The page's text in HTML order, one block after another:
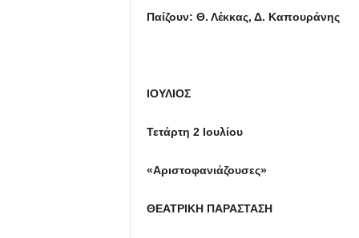
Παίζουν: Θ. Λέκκας, Δ. Καπουράνης
ΙΟΥΛΙΟΣ
Τετάρτη 2 Ιουλίου
«Αριστοφανιάζουσες»
ΘΕΑΤΡΙΚΗ ΠΑΡΑΣΤΑΣΗ